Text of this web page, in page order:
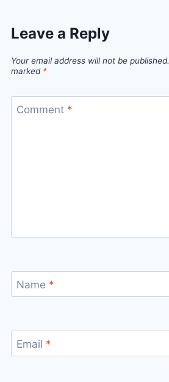
Leave a Reply
Your email address will not be published.
marked *
Comment *
Name *
Email *